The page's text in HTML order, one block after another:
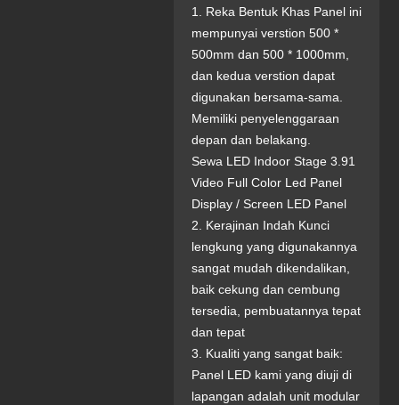
1. Reka Bentuk Khas Panel ini
mempunyai verstion 500 *
500mm dan 500 * 1000mm,
dan kedua verstion dapat
digunakan bersama-sama.
Memiliki penyelenggaraan
depan dan belakang.
Sewa LED Indoor Stage 3.91
Video Full Color Led Panel
Display / Screen LED Panel
2. Kerajinan Indah Kunci
lengkung yang digunakannya
sangat mudah dikendalikan,
baik cekung dan cembung
tersedia, pembuatannya tepat
dan tepat
3. Kualiti yang sangat baik:
Panel LED kami yang diuji di
lapangan adalah unit modular